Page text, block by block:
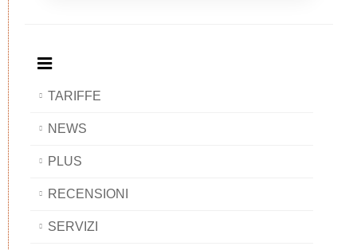
TARIFFE
NEWS
PLUS
RECENSIONI
SERVIZI